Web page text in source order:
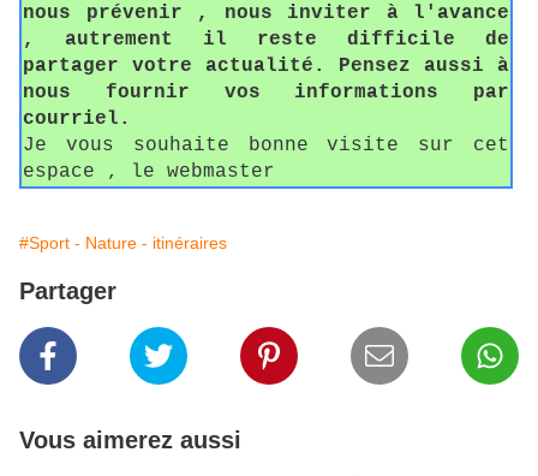
nous prévenir , nous inviter à l'avance
, autrement il reste difficile de
partager votre actualité. Pensez aussi à
nous fournir vos informations par
courriel.
Je vous souhaite bonne visite sur cet
espace , le webmaster
#Sport - Nature - itinéraires
Partager
Vous aimerez aussi